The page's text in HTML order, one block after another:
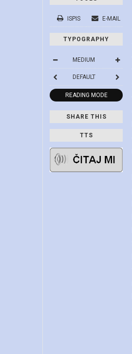
ISPIS E-MAIL
TYPOGRAPHY
MEDIUM
DEFAULT
READING MODE
SHARE THIS
TTS